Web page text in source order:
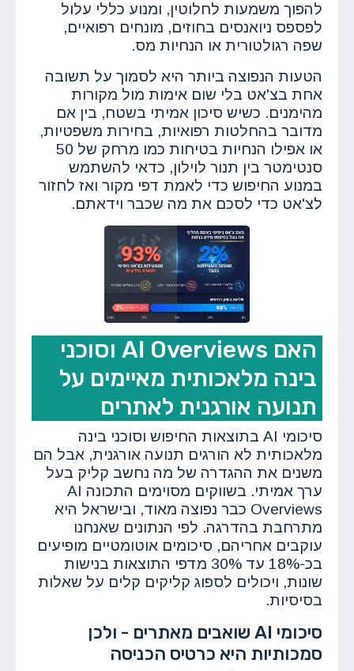
להפוך משמעות לחלוטין, ומנוע כללי עלול
לפספס ניואנסים בחוזים, מונחים רפואיים,
שפה רגולטורית או הנחיות מס.
הטעות הנפוצה ביותר היא לסמוך על תשובה
אחת בצ'אט בלי שום אימות מול מקורות
מהימנים. כשיש סיכון אמיתי בשטח, בין אם
מדובר בהחלטות רפואיות, בחירות משפטיות,
או אפילו הנחיות בטיחות כמו מרחק של 50
סנטימטר בין תנור לוילון, כדאי להשתמש
במנוע החיפוש כדי לאמת דפי מקור ואז לחזור
לצ'אט כדי לסכם את מה שכבר וידאתם.
האם AI Overviews וסוכני
בינה מלאכותית מאיימים על
תנועה אורגנית לאתרים
סיכומי AI בתוצאות החיפוש וסוכני בינה
מלאכותית לא הורגים תנועה אורגנית, אבל הם
משנים את ההגדרה של מה נחשב קליק בעל
ערך אמיתי. בשווקים מסוימים התכונה AI
Overviews כבר נפוצה מאוד, ובישראל היא
מתרחבת בהדרגה. לפי הנתונים שאנחנו
עוקבים אחריהם, סיכומים אוטומטיים מופיעים
בכ-18% עד 30% מדפי התוצאות בנישות
שונות, ויכולים לספוג קליקים קלים על שאלות
בסיסיות.
סיכומי AI שואבים מאתרים - ולכן
סמכותיות היא כרטיס הכניסה